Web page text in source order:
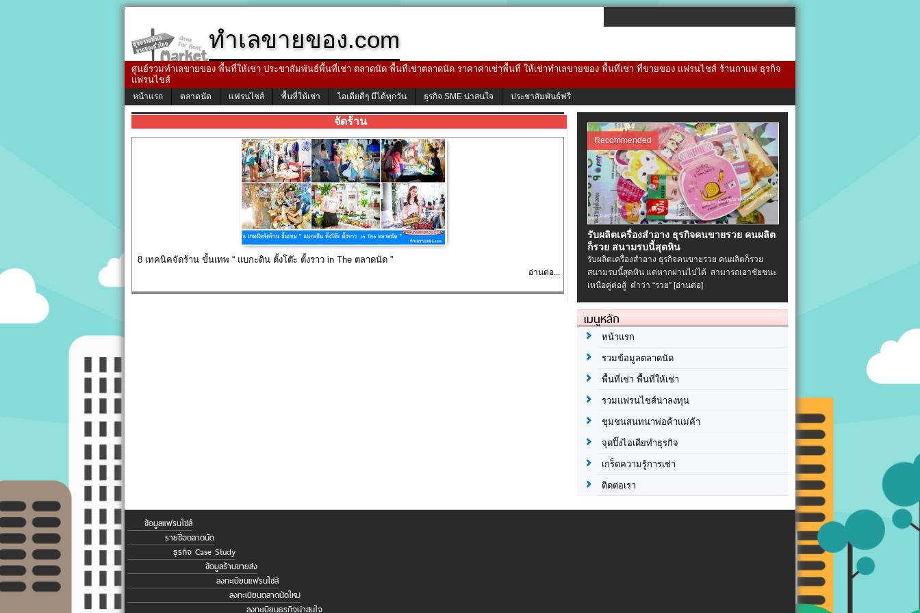
ทำเลขายของ.com
ศูนย์รวมทำเลขายของ พื้นที่ให้เช่า ประชาสัมพันธ์พื้นที่เช่า ตลาดนัด พื้นที่เช่าตลาดนัด ราคาค่าเช่าพื้นที่ ให้เช่าทำเลขายของ พื้นที่เช่า ที่ขายของ แฟรนไชส์ ร้านกาแฟ ธุรกิจ
แฟรนไชส์
หน้าแรก ตลาดนัด แฟรนไชส์ พื้นที่ให้เช่า ไอเดียดีๆ มีได้ทุกวัน ธุรกิจ SME น่าสนใจ ประชาสัมพันธ์ฟรี
จัดร้าน
8 เทคนิคจัดร้าน ขั้นเทพ “ แบกะดิน ตั้งโต๊ะ ตั้งราว in The ตลาดนัด ”
อ่านต่อ...
Recommended
รับผลิตเครื่องสําอาง ธุรกิจคนขายรวย คนผลิต
ก็รวย สนามรบนี้สุดหิน
รับผลิตเครื่องสําอาง ธุรกิจคนขายรวย คนผลิตก็รวย
สนามรบนี้สุดหิน แต่หากผ่านไปได้ สามารถเอาชัยชนะ
เหนือคู่ต่อสู้ คำว่า “รวย” [อ่านต่อ]
เมนูหลัก
หน้าแรก
รวมข้อมูลตลาดนัด
พื้นที่เช่า พื้นที่ให้เช่า
รวมแฟรนไชส์น่าลงทุน
ชุมชนสนทนาพ่อค้าแม่ค้า
จุดปิ๊งไอเดียทำธุรกิจ
เกร็ดความรู้การเช่า
ติดต่อเรา
ข้อมูลแฟรนไชส์
รายชื่อตลาดนัด
ธุรกิจ Case Study
ข้อมูลร้านขายส่ง
ลงทะเบียนแฟรนไชส์
ลงทะเบียนตลาดนัดใหม่
ลงทะเบียนธุรกิจน่าสนใจ